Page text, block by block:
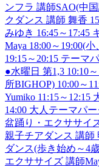
ンフラ 講師SAO(中
クダンス 講師 舞香
みゆき 16:45～17:45
Maya 18:00～19:00(
19:15～20:15 テーマ
●水曜日 第1,3 10:10
所BIGHOP) 10:00～
Yumiko 11:15～12:15
14:00 大人テーマパ
盆踊り・エクササイ
親子チアダンス 講師
ダンス(歩き始め～4
エクササイズ 講師